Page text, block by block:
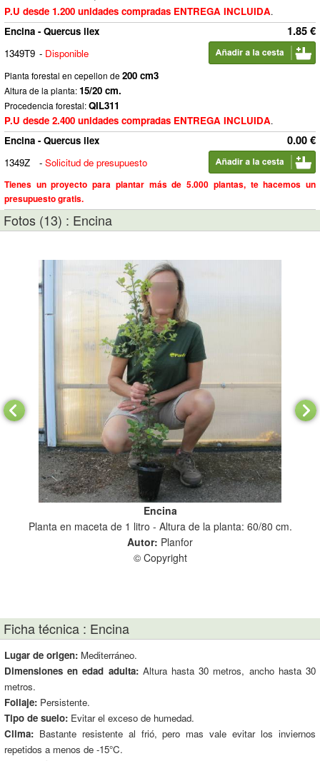
P.U desde 1.200 unidades compradas ENTREGA INCLUIDA.
1.85 €
Encina - Quercus ilex
1349T9 - Disponible
Planta forestal en cepellon de200 cm3
Altura de la planta:15/20 cm.
Procedencia forestal:QIL311
P.U desde 2.400 unidades compradas ENTREGA INCLUIDA.
0.00 €
Encina - Quercus ilex
1349Z
- Solicitud de presupuesto
Tienes un proyecto para plantar más de 5.000 plantas, te hacemos un
presupuesto gratis.
Fotos (13) : Encina
Encina
Planta en maceta de 1 litro - Altura de la planta: 60/80 cm.
Autor: Planfor
© Copyright
Ficha técnica : Encina
Lugar de origen: Mediterráneo.
Dimensiones en edad adulta:Altura hasta 30 metros, ancho hasta 30
metros.
Follaje: Persistente.
Tipo de suelo: Evitar el exceso de humedad.
Clima: Bastante resistente al frió, pero mas vale evitar los inviernos
repetidos a menos de -15°C.